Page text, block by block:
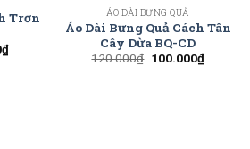
Trơn
₫
ÁO DÀI BƯNG QUẢ
Áo Dài Bưng Quả Cách Tân
Cây Dừa BQ-CD
120.000₫ 100.000₫